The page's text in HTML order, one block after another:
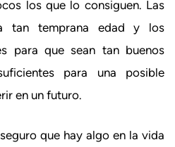
los que lo consiguen. Las
tan temprana edad y los
para que sean tan buenos
para una posible
en un futuro.
que hay algo en la vida